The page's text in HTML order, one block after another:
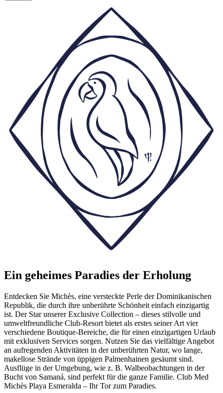
Ein geheimes Paradies der Erholung
Entdecken Sie Michès, eine versteckte Perle der Dominikanischen
Republik, die durch ihre unberührte Schönheit einfach einzigartig
ist. Der Star unserer Exclusive Collection – dieses stilvolle und
umweltfreundliche Club-Resort bietet als erstes seiner Art vier
verschiedene Boutique-Bereiche, die für einen einzigartigen Urlaub
mit exklusiven Services sorgen. Nutzen Sie das vielfältige Angebot
an aufregenden Aktivitäten in der unberührten Natur, wo lange,
makellose Strände von üppigen Palmenhainen gesäumt sind.
Ausflüge in der Umgebung, wie z. B. Walbeobachtungen in der
Bucht von Samaná, sind perfekt für die ganze Familie. Club Med
Michès Playa Esmeralda – Ihr Tor zum Paradies.